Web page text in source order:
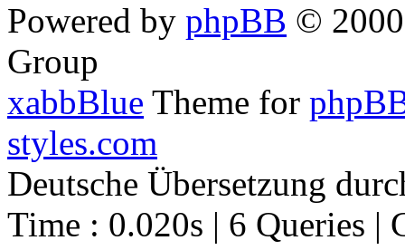
Powered by phpBB ©
Group
xabbBlue Theme for
styles.com
Deutsche Übersetzung
Time : 0.020s | 6 Queries |